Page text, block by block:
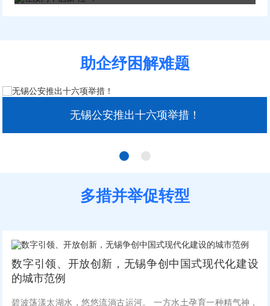
助企纾困解难题
无锡公安推出十六项举措！
多措并举促转型
数字引领、开放创新，无锡争创中国式现代化建设
的城市范例
碧波荡漾太湖水，悠悠流淌古运河。 一方水土孕育一种精气神，